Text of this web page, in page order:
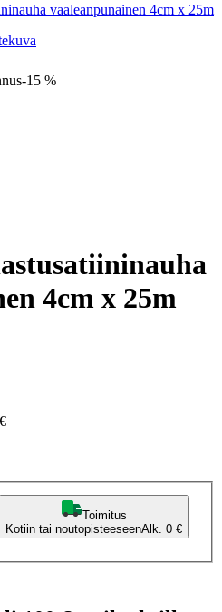
vaaleanpunainen 4cm x 25m
-15 %
4cm x 25m
Toimitus
Kotiin tai noutopisteeseenAlk. 0 €